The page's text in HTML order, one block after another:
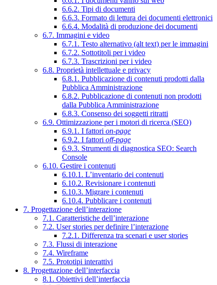
6.6.2. Tipi di documenti
6.6.3. Formato di lettura dei documenti elettronici
6.6.4. Modalità di produzione dei documenti
6.7. Immagini e video
6.7.1. Testo alternativo (alt text) per le immagini
6.7.2. Sottotitoli per i video
6.7.3. Trascrizioni per i video
6.8. Proprietà intellettuale e privacy
6.8.1. Pubblicazione di contenuti prodotti dalla
Pubblica Amministrazione
6.8.2. Pubblicazione di contenuti non prodotti
dalla Pubblica Amministrazione
6.8.3. Consenso dei soggetti ritratti
6.9. Ottimizzazione per i motori di ricerca (SEO)
6.9.1. I fattori on-page
6.9.2. I fattori off-page
6.9.3. Strumenti di diagnostica SEO: Search
Console
6.10. Gestire i contenuti
6.10.1. L’inventario dei contenuti
6.10.2. Revisionare i contenuti
6.10.3. Migrare i contenuti
6.10.4. Pubblicare i contenuti
7. Progettazione dell’interazione
7.1. Caratteristiche dell’interazione
7.2. User stories per definire l’interazione
7.2.1. Differenza tra scenari e user stories
7.3. Flussi di interazione
7.4. Wireframe
7.5. Prototipi interattivi
8. Progettazione dell’interfaccia
8.1. Obiettivi dell’interfaccia